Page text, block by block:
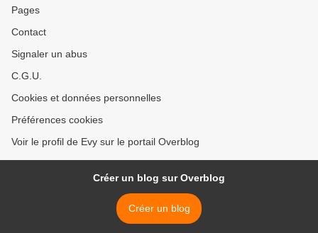
Pages
Contact
Signaler un abus
C.G.U.
Cookies et données personnelles
Préférences cookies
Voir le profil de Evy sur le portail Overblog
Créer un blog sur Overblog
Créer un blog